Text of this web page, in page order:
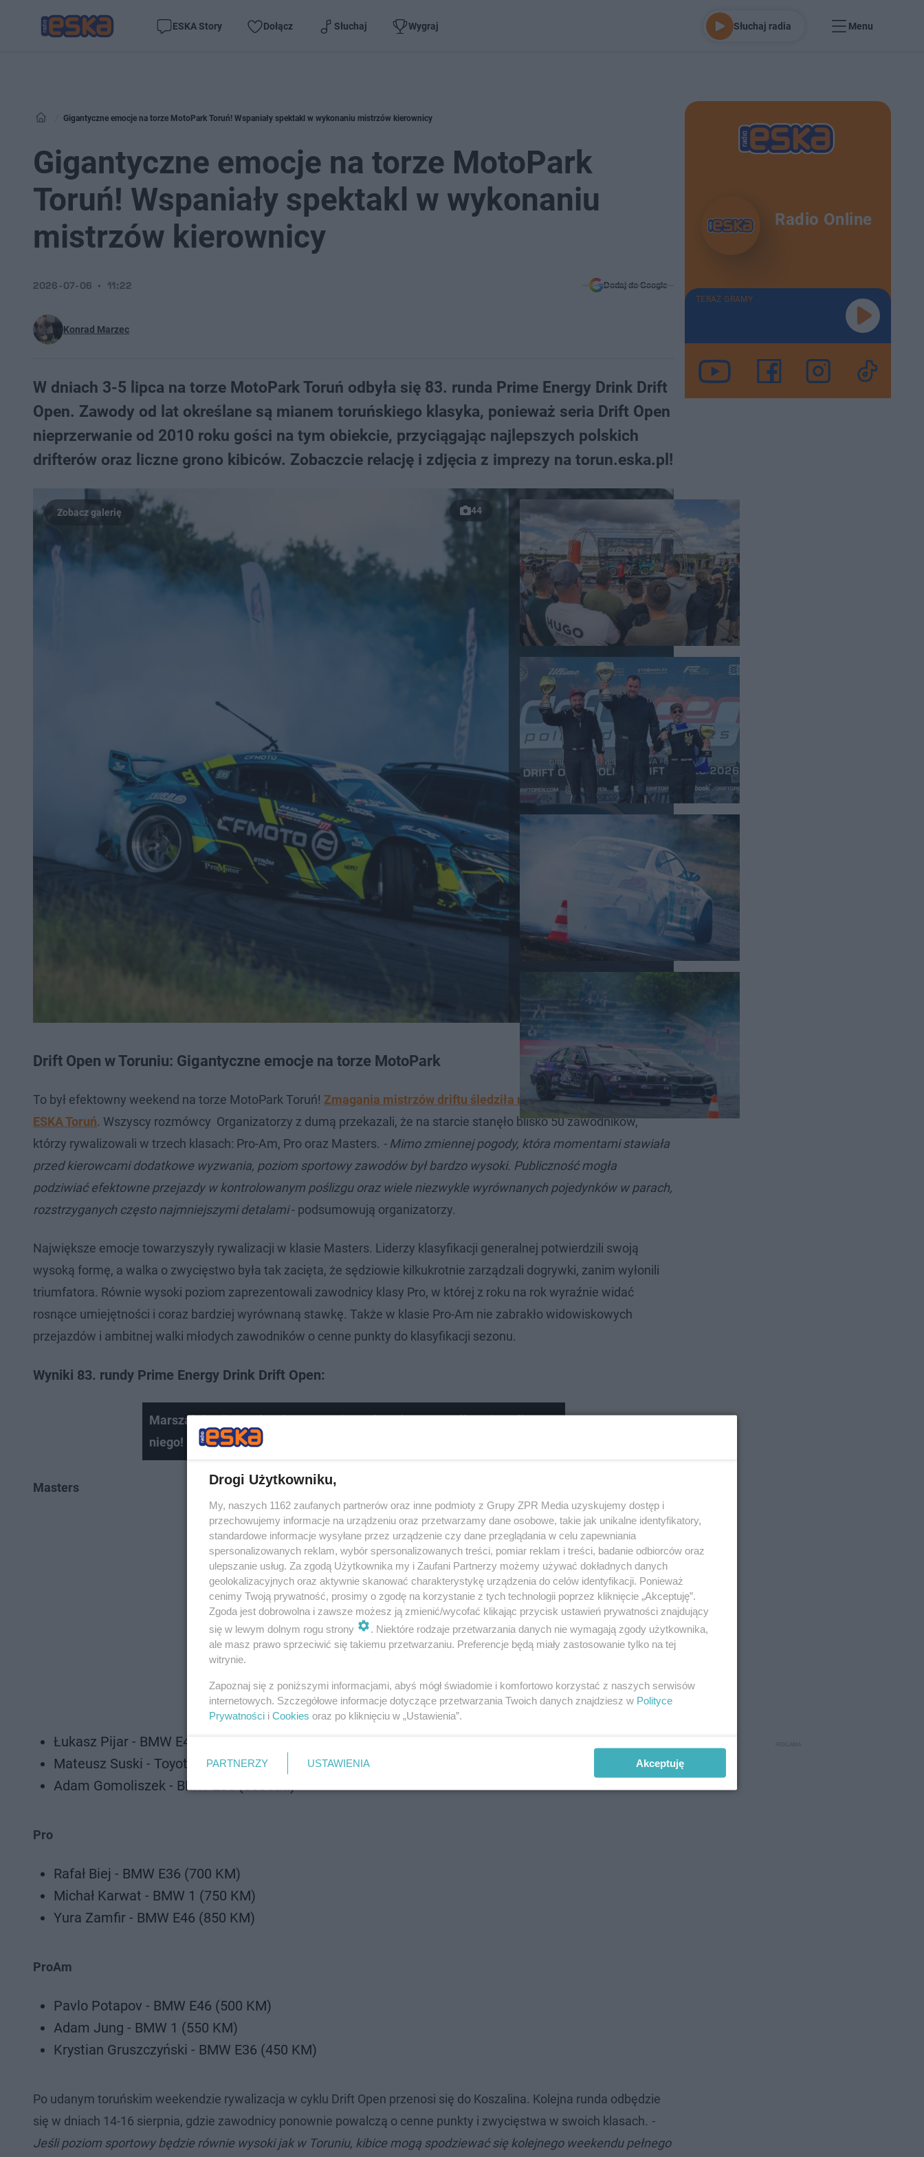
ESKA Story Dołącz Słuchaj Wygraj Słuchaj radia Menu
Gigantyczne emocje na torze MotoPark Toruń! Wspaniały spektakl w wykonaniu mistrzów kierownicy
Gigantyczne emocje na torze MotoPark
Toruń! Wspaniały spektakl w wykonaniu
mistrzów kierownicy
Konrad Marzec
2026-07-06 11:22 Dodaj do Google
W dniach 3-5 lipca na torze MotoPark Toruń odbyła się 83. runda Prime Energy Drink Drift
Open. Zawody od lat określane są mianem toruńskiego klasyka, ponieważ seria Drift Open
nieprzerwanie od 2010 roku gości na tym obiekcie, przyciągając najlepszych polskich
drifterów oraz liczne grono kibiców. Zobaczcie relację i zdjęcia z imprezy na torun.eska.pl!
44
Drift Open w Toruniu: Gigantyczne emocje na torze MotoPark
To był efektowny weekend na torze MotoPark Toruń! Zmagania mistrzów driftu śledziła m.in. reporterka Radia
ESKA Toruń. Wszyscy rozmówcy Organizatorzy z dumą przekazali, że na starcie stanęło blisko 50 zawodników,
którzy rywalizowali w trzech klasach: Pro-Am, Pro oraz Masters. - Mimo zmiennej pogody, która momentami stawiała
przed kierowcami dodatkowe wyzwania, poziom sportowy zawodów był bardzo wysoki. Publiczność mogła
podziwiać efektowne przejazdy w kontrolowanym poślizgu oraz wiele niezwykle wyrównanych pojedynków w parach,
rozstrzyganych często najmniejszymi detalami- podsumowują organizatorzy.
Największe emocje towarzyszyły rywalizacji w klasie Masters. Liderzy klasyfikacji generalnej potwierdzili swoją
wysoką formę, a walka o zwycięstwo była tak zacięta, że sędziowie kilkukrotnie zarządzali dogrywki, zanim wyłonili
triumfatora. Równie wysoki poziom zaprezentowali zawodnicy klasy Pro, w której z roku na rok wyraźnie widać
rosnące umiejętności i coraz bardziej wyrównaną stawkę. Także w klasie Pro-Am nie zabrakło widowiskowych
przejazdów i ambitnej walki młodych zawodników o cenne punkty do klasyfikacji sezonu.
Wyniki 83. rundy Prime Energy Drink Drift Open:
Marszałek odbija piłeczkę w Toruniu. Pokazał, że ten stół też jest dla
niego!
Masters
Łukasz Pijar - BMW E46 Touring (800 KM)
Mateusz Suski - Toyota Supra MK5 (850 KM)
Adam Gomoliszek - BMW E36 (600 KM)
Pro
Rafał Biej - BMW E36 (700 KM)
Michał Karwat - BMW 1 (750 KM)
Yura Zamfir - BMW E46 (850 KM)
ProAm
Pavlo Potapov - BMW E46 (500 KM)
Adam Jung - BMW 1 (550 KM)
Krystian Gruszczyński - BMW E36 (450 KM)
Po udanym toruńskim weekendzie rywalizacja w cyklu Drift Open przenosi się do Koszalina. Kolejna runda odbędzie
się w dniach 14-16 sierpnia, gdzie zawodnicy ponownie powalczą o cenne punkty i zwycięstwa w swoich klasach. -
Jeśli poziom sportowy będzie równie wysoki jak w Toruniu, kibice mogą spodziewać się kolejnego weekendu pełnego
Radio Online
TERAZ GRAMY
Drogi Użytkowniku,
My, naszych 1162 zaufanych partnerów oraz inne podmioty z Grupy ZPR Media uzyskujemy dostęp i
przechowujemy informacje na urządzeniu oraz przetwarzamy dane osobowe, takie jak unikalne identyfikatory,
standardowe informacje wysyłane przez urządzenie czy dane przeglądania w celu zapewniania
spersonalizowanych reklam, wybór spersonalizowanych treści, pomiar reklam i treści, badanie odbiorców oraz
ulepszanie usług. Za zgodą Użytkownika my i Zaufani Partnerzy możemy używać dokładnych danych
geolokalizacyjnych oraz aktywnie skanować charakterystykę urządzenia do celów identyfikacji. Ponieważ
cenimy Twoją prywatność, prosimy o zgodę na korzystanie z tych technologii poprzez kliknięcie „Akceptuję”.
Zgoda jest dobrowolna i zawsze możesz ją zmienić/wycofać klikając przycisk ustawień prywatności znajdujący
się w lewym dolnym rogu strony
. Niektóre rodzaje przetwarzania danych nie wymagają zgody użytkownika,
ale masz prawo sprzeciwić się takiemu przetwarzaniu. Preferencje będą miały zastosowanie tylko na tej
witrynie.
Zapoznaj się z poniższymi informacjami, abyś mógł świadomie i komfortowo korzystać z naszych serwisów
internetowych. Szczegółowe informacje dotyczące przetwarzania Twoich danych znajdziesz w Polityce
Prywatności i Cookies oraz po kliknięciu w „Ustawienia”.
PARTNERZY USTAWIENIA Akceptuję